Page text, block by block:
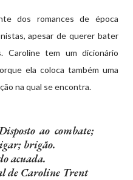
dos romances de época
apesar de querer bater
Caroline tem um dicionário
ela coloca também uma
na qual se encontra.
ao combate;
brigão.
acuada.
de Caroline Trent